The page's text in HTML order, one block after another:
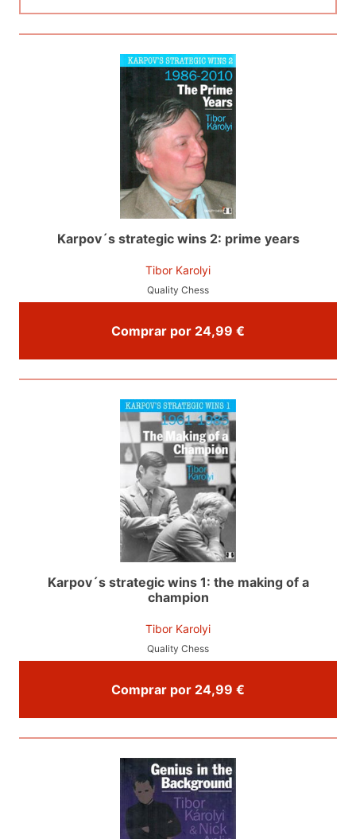
Karpov´s strategic wins 2: prime years
Tibor Karolyi
Quality Chess
Comprar por 24,99 €
Karpov´s strategic wins 1: the making of a
champion
Tibor Karolyi
Quality Chess
Comprar por 24,99 €